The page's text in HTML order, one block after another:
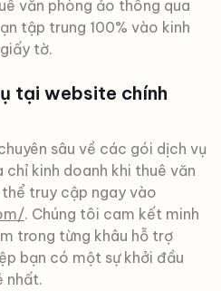
văn phòng ảo thông qua
tập trung 100% vào kinh
tờ.
tại website chính
sâu về các gói dịch vụ
kinh doanh khi thuê văn
truy cập ngay vào
. Chúng tôi cam kết minh
trong từng khâu hỗ trợ
bạn có một sự khởi đầu
nhất.